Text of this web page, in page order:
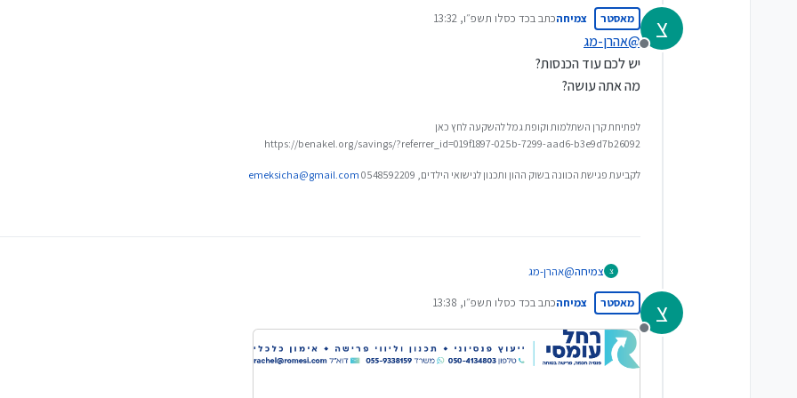
תודה רבה
צ
מנותק
מאסטר צמיחהכתב בכד כסלו תשפ״ו, 13:32
נערך לאחרונה על ידי
@אהרן-מג
יש לכם עוד הכנסות?
מה אתה עושה?
לפתיחת קרן השתלמות וקופת גמל להשקעה לחץ כאן
https://benakel.org/savings/?referrer_id=019f1897-025b-7299-aad6-b3e9d7b26092
לקביעת פגישת הכוונה בשוק ההון ותכנון לנישואי הילדים, 0548592209 emeksicha@gmail.com
צ צמיחה@אהרן-מג
מה אתה עושה?
צ
מנותק
מאסטר צמיחהכתב בכד כסלו תשפ״ו, 13:38
נערך לאחרונה על ידי